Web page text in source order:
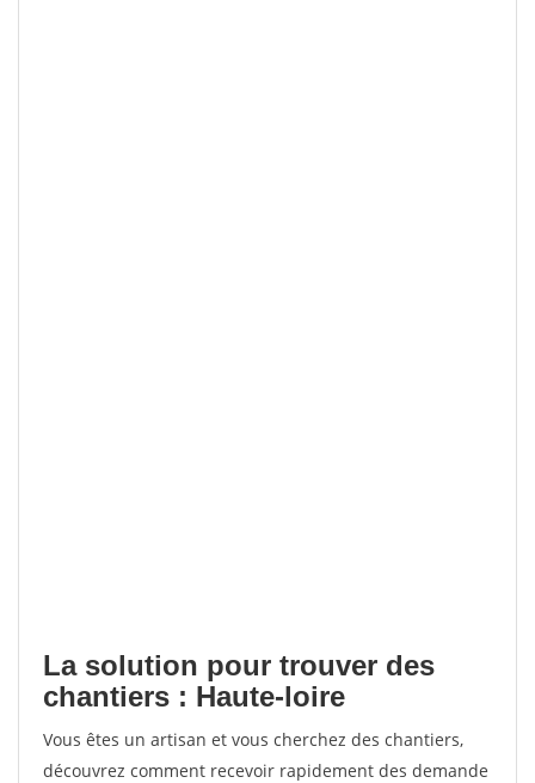
La solution pour trouver des
chantiers : Haute-loire
Vous êtes un artisan et vous cherchez des chantiers,
découvrez comment recevoir rapidement des demande